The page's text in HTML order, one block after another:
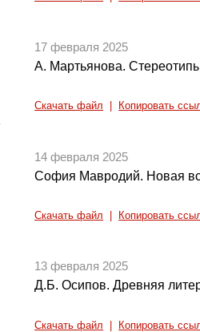
17 февраля 2025
А. Мартьянова.
Скачать файл Копировать
14 февраля 2025
София Мавродий. Новая
Скачать файл Копировать
13 февраля 2025
Д.Б. Осипов. Древняя
Скачать файл Копировать